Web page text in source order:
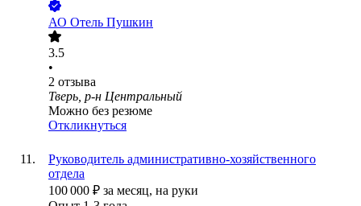
АО Отель Пушкин
3.5
•
2 отзыва
Тверь, р-н Центральный
Можно без резюме
Откликнуться
Руководитель административно-хозяйственного
отдела
100 000 ₽ за месяц, на руки